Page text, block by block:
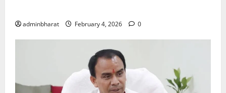
adminbharat February 4, 2026 0